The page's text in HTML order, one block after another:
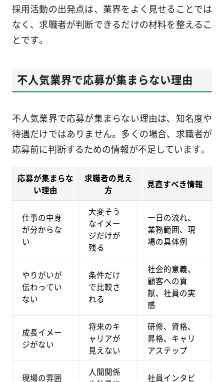
採用活動の出発点は、業界をよく見せることでは
なく、求職者が判断できるだけの材料を整えるこ
とです。
不人気業界で応募が集まらない理由
不人気業界で応募が集まらない理由は、知名度や
待遇だけではありません。多くの場合、求職者が
応募前に判断するための情報が不足しています。
応募が集まらな
い理由
求職者の見え
方
見直すべき情報
仕事の中身
が分からな
い
大変そう
なイメー
ジだけが
残る
一日の流れ、
業務範囲、現
場の具体例
やりがいが
伝わってい
ない
条件だけ
で比較さ
れる
社会的意義、
顧客への貢
献、社員の実
感
成長イメー
ジがない
将来のキ
ャリアが
見えない
研修、資格、
昇格、キャリ
アステップ
現場の雰囲
人間関係
社員インタビ